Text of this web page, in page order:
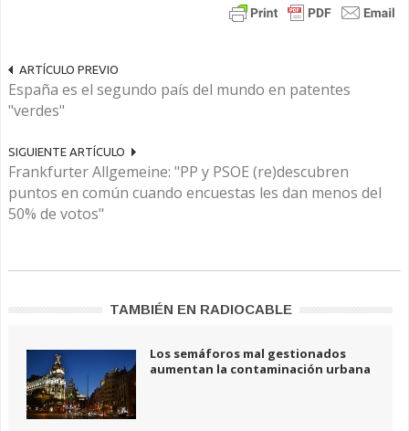
ARTÍCULO PREVIO
España es el segundo país del mundo en patentes
"verdes"
SIGUIENTE ARTÍCULO
Frankfurter Allgemeine: "PP y PSOE (re)descubren
puntos en común cuando encuestas les dan menos del
50% de votos"
TAMBIÉN EN RADIOCABLE
Los semáforos mal gestionados
aumentan la contaminación urbana